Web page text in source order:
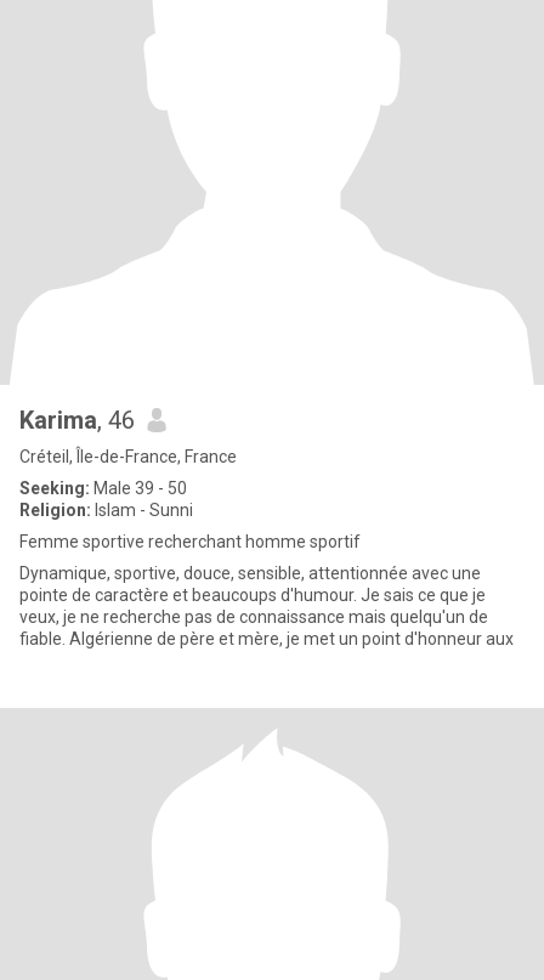
Karima, 46
Créteil, Île-de-France, France
Seeking: Male 39 - 50
Religion: Islam - Sunni
Femme sportive recherchant homme sportif
Dynamique, sportive, douce, sensible, attentionnée avec une
pointe de caractère et beaucoups d'humour. Je sais ce que je
veux, je ne recherche pas de connaissance mais quelqu'un de
fiable. Algérienne de père et mère, je met un point d'honneur aux